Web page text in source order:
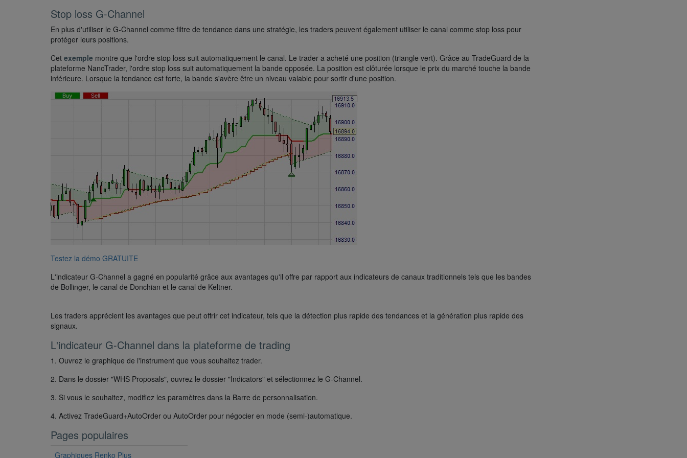
Stop loss G-Channel
En plus d'utiliser le G-Channel comme filtre de tendance dans une stratégie, les traders peuvent également utiliser le canal comme stop loss pour
protéger leurs positions.
Cet exemple montre que l'ordre stop loss suit automatiquement le canal. Le trader a acheté une position (triangle vert). Grâce au TradeGuard de la
plateforme NanoTrader, l'ordre stop loss suit automatiquement la bande opposée. La position est clôturée lorsque le prix du marché touche la bande
inférieure. Lorsque la tendance est forte, la bande s'avère être un niveau valable pour sortir d'une position.
Testez la démo GRATUITE
L'indicateur G-Channel a gagné en popularité grâce aux avantages qu'il offre par rapport aux indicateurs de canaux traditionnels tels que les bandes
de Bollinger, le canal de Donchian et le canal de Keltner.
Les traders apprécient les avantages que peut offrir cet indicateur, tels que la détection plus rapide des tendances et la génération plus rapide des
signaux.
L'indicateur G-Channel dans la plateforme de trading
1. Ouvrez le graphique de l'instrument que vous souhaitez trader.
2. Dans le dossier "WHS Proposals", ouvrez le dossier "Indicators" et sélectionnez le G-Channel.
3. Si vous le souhaitez, modifiez les paramètres dans la Barre de personnalisation.
4. Activez TradeGuard+AutoOrder ou AutoOrder pour négocier en mode (semi-)automatique.
Pages populaires
Graphiques Renko Plus